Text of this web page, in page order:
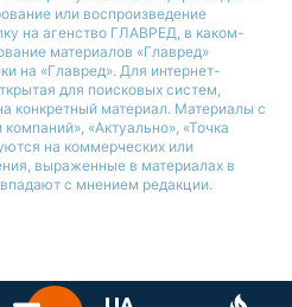
или воспроизведение
на агенство ГЛАВРЕД, в каком-
материалов «Главред»
на «Главред». Для интернет-
для поисковых систем,
конкретный материал. Материалы с
«Актуально», «Точка
на коммерческих или
выраженные в материалах в
с мнением редакции.